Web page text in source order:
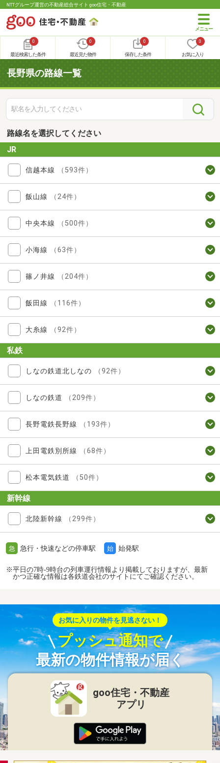
NTTグループ運営の不動産総合サイト goo住宅・不動産
0
最近検索した条件
0
最近見た物件
0
保存した条件
0
お気に入り
長野県の路線一覧
路線名を選択してください
JR
信越本線 （593件）
飯山線 （24件）
中央本線 （500件）
小海線 （63件）
篠ノ井線 （204件）
飯田線 （116件）
大糸線 （92件）
私鉄
しなの鉄道北しなの （92件）
しなの鉄道 （209件）
長野電鉄長野線 （193件）
上田電鉄別所線 （68件）
松本電気鉄道 （50件）
新幹線
北陸新幹線 （299件）
急 急行・快速などの停車駅 始 始発駅
※平日の7時-9時台の列車運行情報より掲載しておりますが、最新
かつ正確な情報は各鉄道会社のサイトにてご確認ください。
お気に入りの物件を見逃さない！
プッシュ通知で
最新の物件情報が届く
goo住宅・不動産
アプリ